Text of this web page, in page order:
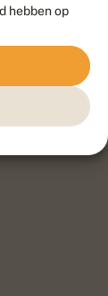
hebben op